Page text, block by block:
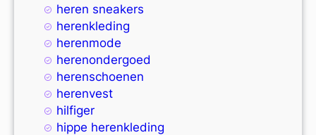
heren sneakers
herenkleding
herenmode
herenondergoed
herenschoenen
herenvest
hilfiger
hippe herenkleding